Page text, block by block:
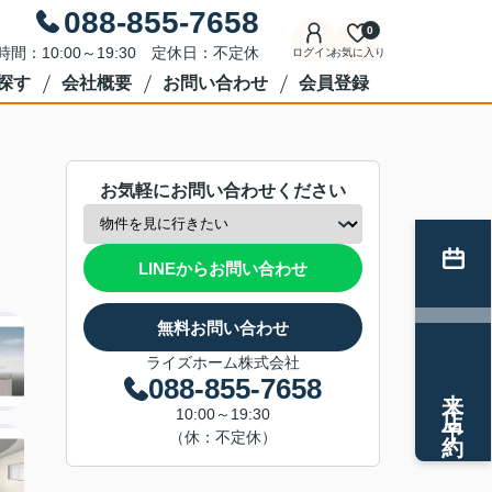
088-855-7658
間：10:00～19:30 定休日：不定休 ログインお気に入り
0
す 会社概要 お問い合わせ 会員登録
お気軽にお問い合わせください
LINEからお問い合わせ
無料お問い合わせ
ライズホーム株式会社
088-855-7658
10:00～19:30
（休：不定休）
来店予約